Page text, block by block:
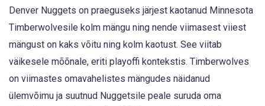
Denver Nuggets on praeguseks järjest kaotanud Minnesota
Timberwolvesile kolm mängu ning nende viimasest viiest
mängust on kaks võitu ning kolm kaotust. See viitab
väikesele mõõnale, eriti playoffi kontekstis. Timberwolves
on viimastes omavahelistes mängudes näidanud
ülemvõimu ja suutnud Nuggetsile peale suruda oma